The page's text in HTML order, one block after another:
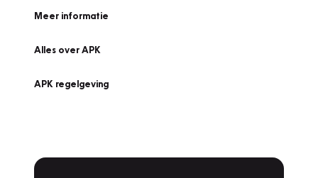
Meer informatie
Alles over APK
APK regelgeving